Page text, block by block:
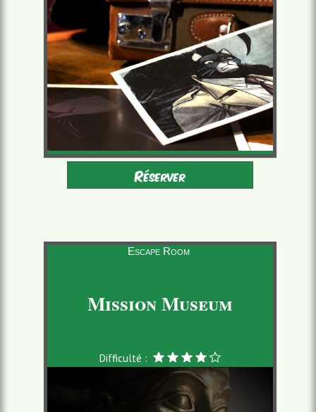
Adultes - Enfants 12-16
2 à 6 joueurs
à partir de 22,00 €/pers. 60 minutes
Réserver
Escape Room
Mission Museum
Difficulté :